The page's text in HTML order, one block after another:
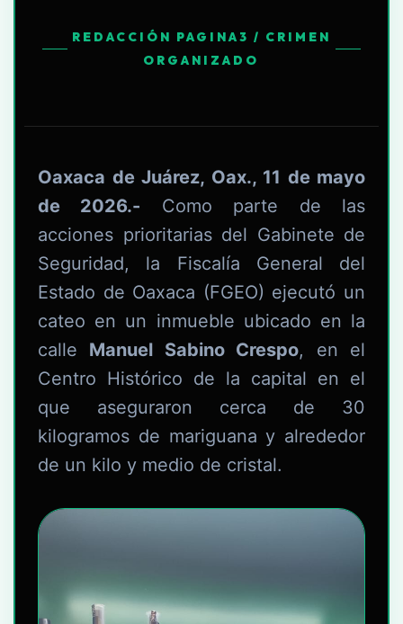
REDACCIÓN PAGINA3 / CRIMEN
ORGANIZADO
Oaxaca de Juárez, Oax., 11 de mayo
de 2026.- Como parte de las
acciones prioritarias del Gabinete de
Seguridad, la Fiscalía General del
Estado de Oaxaca (FGEO) ejecutó un
cateo en un inmueble ubicado en la
calle Manuel Sabino Crespo, en el
Centro Histórico de la capital en el
que aseguraron cerca de 30
kilogramos de mariguana y alrededor
de un kilo y medio de cristal.